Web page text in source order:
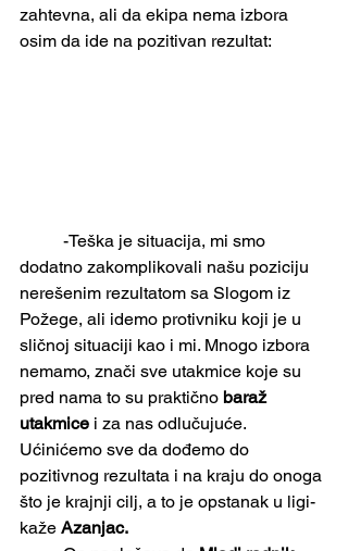
zahtevna, ali da ekipa nema izbora
osim da ide na pozitivan rezultat:
dodatno zakomplikovali našu poziciju
nerešenim rezultatom sa Slogom iz
Požege, ali idemo protivniku koji je u
sličnoj situaciji kao i mi. Mnogo izbora
nemamo, znači sve utakmice koje su
pred nama to su praktično baraž
utakmice i za nas odlučujuće.
Ućinićemo sve da dođemo do
pozitivnog rezultata i na kraju do onoga
što je krajnji cilj, a to je opstanak u ligi-
kaže Azanjac.